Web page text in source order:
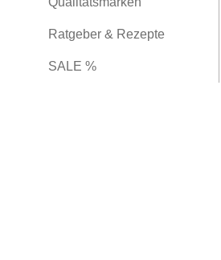
Ratgeber & Rezepte
SALE %